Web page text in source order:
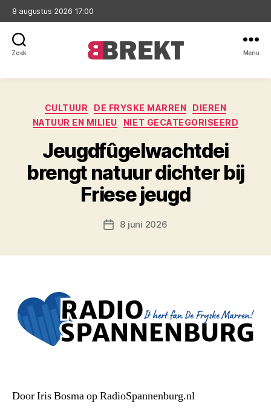
8 augustus 2026 17:00
Zoek Menu
Categorieën
CULTUUR DE FRYSKE MARREN
DIEREN
NATUUR EN MILIEU
NIET GECATEGORISEERD
Jeugdfûgelwachtdei
brengt natuur dichter bij
Friese jeugd
Berichtdatum
8 juni 2026
Door Iris Bosma op RadioSpannenburg.nl